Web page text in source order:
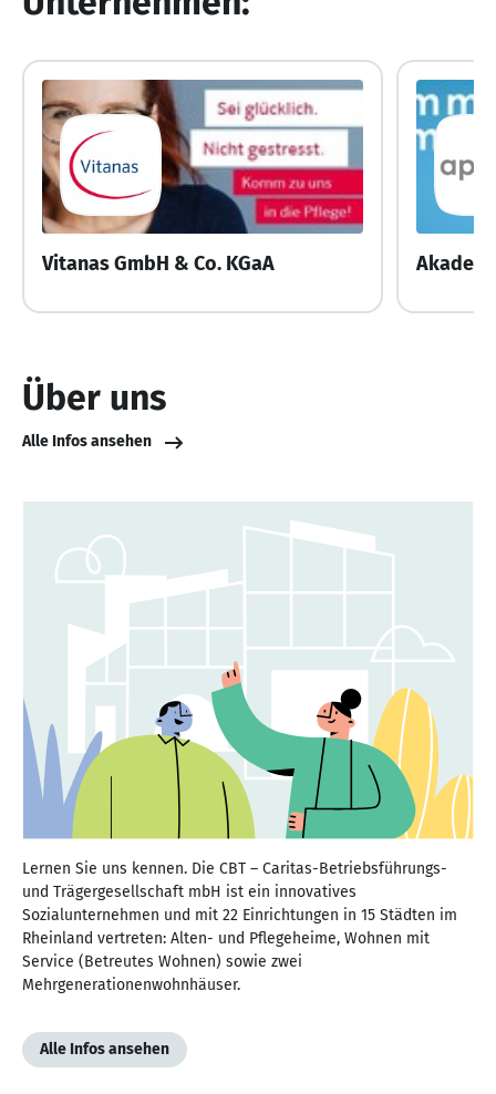
Vitanas GmbH & Co. KGaA
Über uns
Alle Infos ansehen
Lernen Sie uns kennen. Die CBT – Caritas-Betriebsführungs-
und Trägergesellschaft mbH ist ein innovatives
Sozialunternehmen und mit 22 Einrichtungen in 15 Städten im
Rheinland vertreten: Alten- und Pflegeheime, Wohnen mit
Service (Betreutes Wohnen) sowie zwei
Mehrgenerationenwohnhäuser.
Alle Infos ansehen